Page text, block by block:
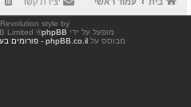
Revolution style by
מופעל על ידי phpBB
® Forum Software © phpBB Limited
מבוסס על phpBB.co.il - פורומים בעברית